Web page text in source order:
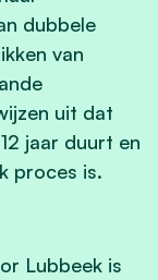
dubbele
van
uit dat
jaar duurt en
proces is.
Lubbeek is